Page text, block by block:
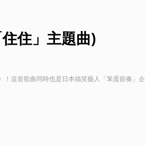
住」主題曲)
這首歌曲同時也是日本搞笑藝人「笨蛋節奏」